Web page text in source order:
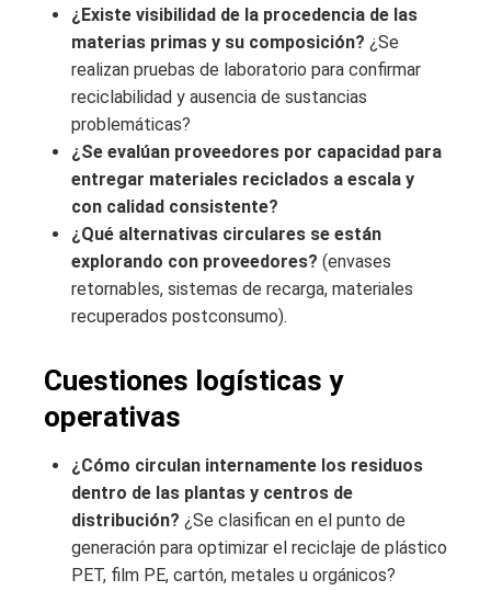
¿Existe visibilidad de la procedencia de las
materias primas y su composición? ¿Se
realizan pruebas de laboratorio para confirmar
reciclabilidad y ausencia de sustancias
problemáticas?
¿Se evalúan proveedores por capacidad para
entregar materiales reciclados a escala y
con calidad consistente?
¿Qué alternativas circulares se están
explorando con proveedores? (envases
retornables, sistemas de recarga, materiales
recuperados postconsumo).
Cuestiones logísticas y
operativas
¿Cómo circulan internamente los residuos
dentro de las plantas y centros de
distribución? ¿Se clasifican en el punto de
generación para optimizar el reciclaje de plástico
PET, film PE, cartón, metales u orgánicos?